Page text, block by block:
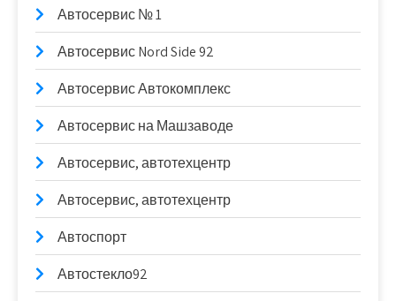
Автосервис № 1
Автосервис Nord Side 92
Автосервис Автокомплекс
Автосервис на Машзаводе
Автосервис, автотехцентр
Автосервис, автотехцентр
Автоспорт
Автостекло92